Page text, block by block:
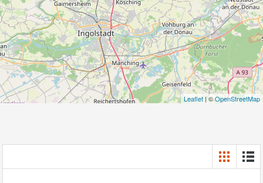
Leaflet | ©OpenStreetMap